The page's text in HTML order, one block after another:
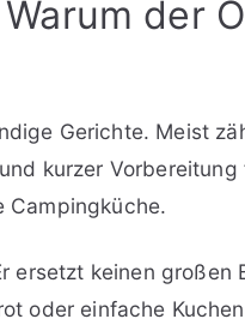
der
Gerichte. Meist
kurzer
Campingküche.
ersetzt keinen großen
oder einfache